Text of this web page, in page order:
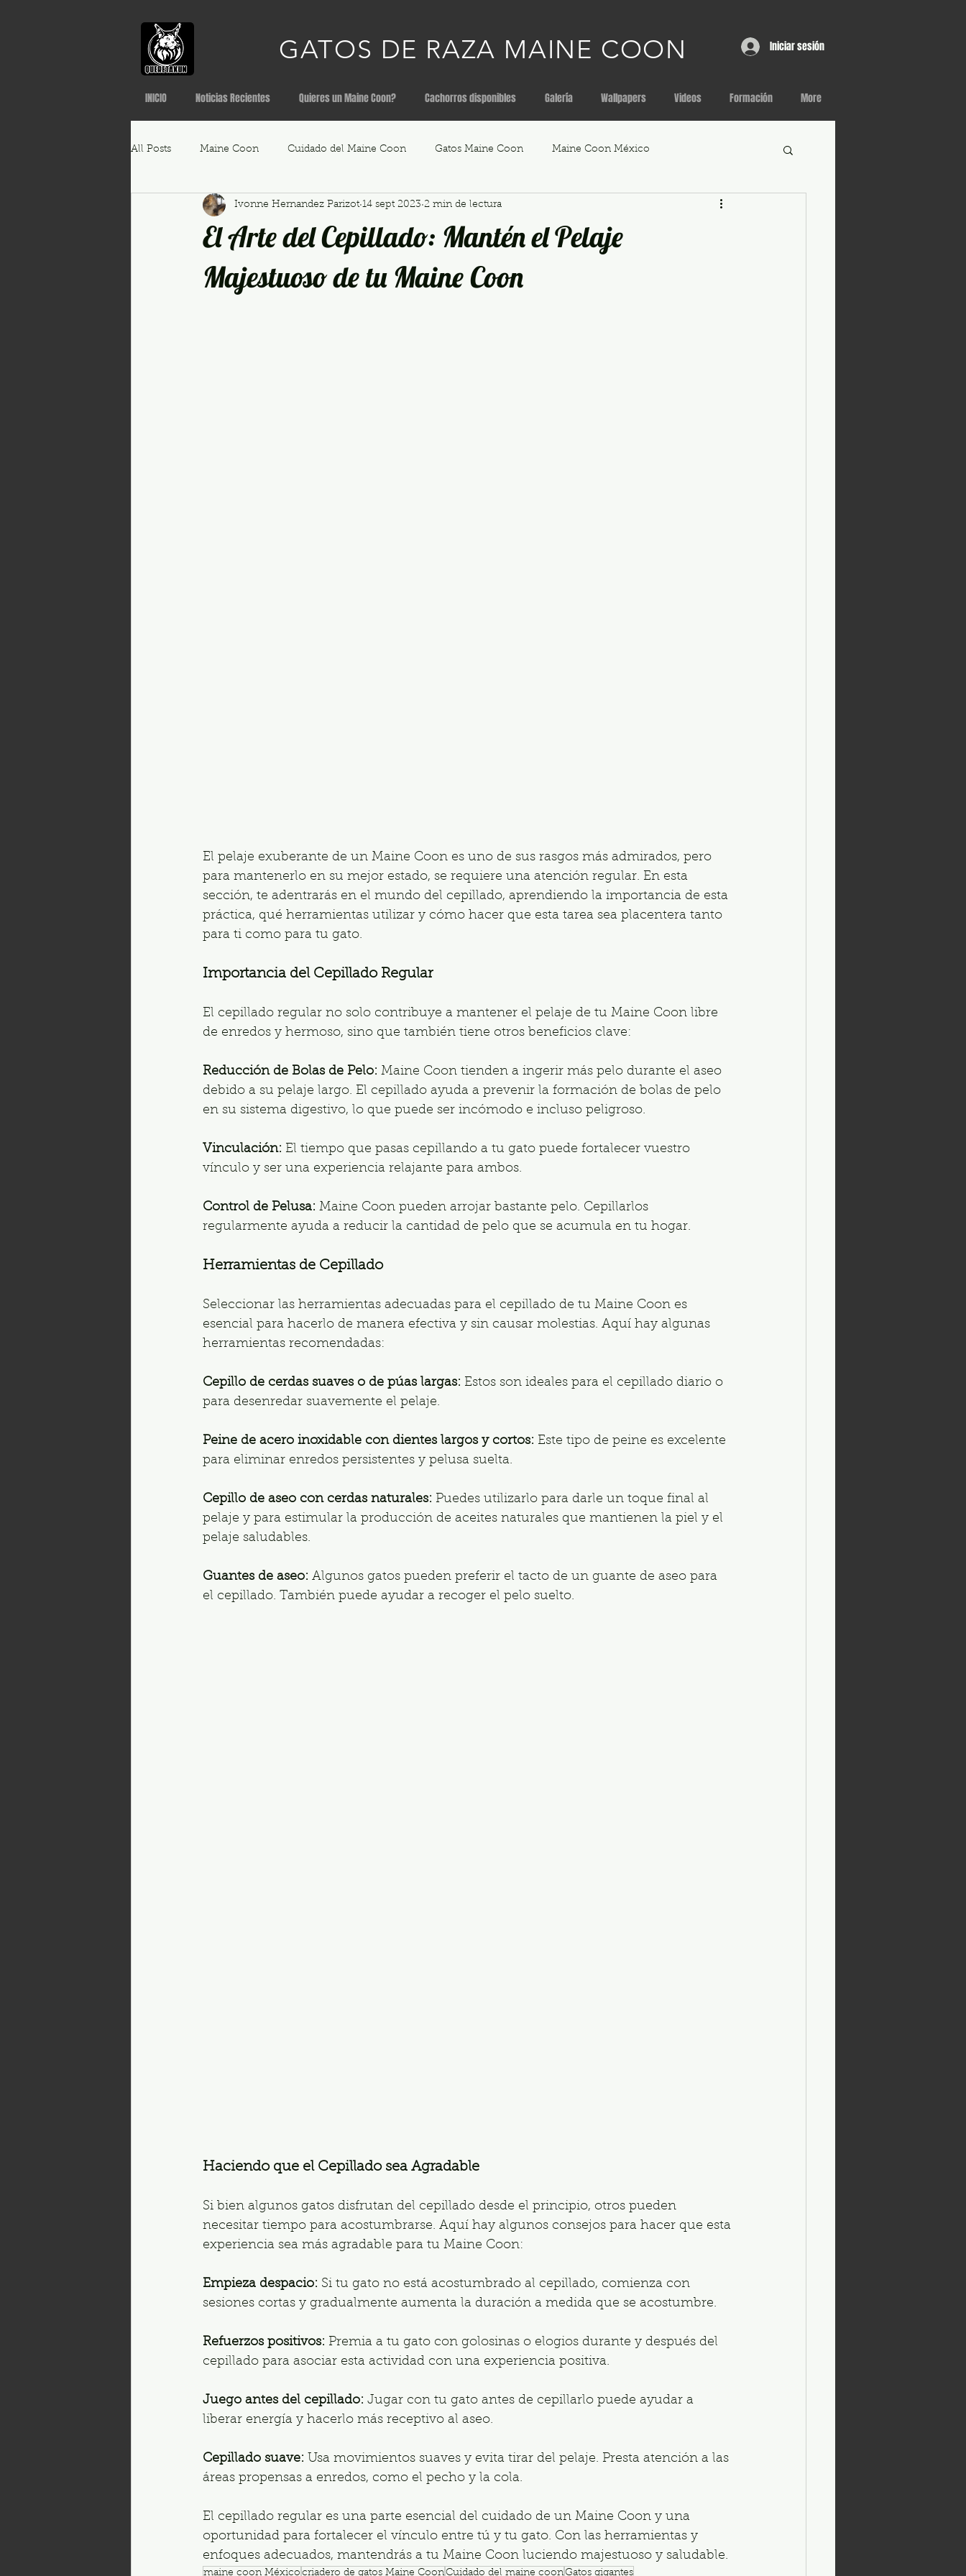
GATOS DE RAZA MAINE COON Iniciar sesión
INICIO Noticias Recientes Quieres un Maine Coon? Cachorros disponibles Galería Wallpapers Videos Formación More
All Posts Maine Coon Cuidado del Maine Coon Gatos Maine Coon Maine Coon México
Criadero de gatos Maine Coon Gatos gigantes Mundial Felino
Características del Maine Coon
El Arte del Cepillado: Mantén el Pelaje
Majestuoso de tu Maine Coon
Ivonne Hernandez Parizot 14 sept 2023 2 min de lectura
El pelaje exuberante de un Maine Coon es uno de sus rasgos más admirados, pero
para mantenerlo en su mejor estado, se requiere una atención regular. En esta
sección, te adentrarás en el mundo del cepillado, aprendiendo la importancia de esta
práctica, qué herramientas utilizar y cómo hacer que esta tarea sea placentera tanto
para ti como para tu gato.
Importancia del Cepillado Regular
El cepillado regular no solo contribuye a mantener el pelaje de tu Maine Coon libre
de enredos y hermoso, sino que también tiene otros beneficios clave:
Reducción de Bolas de Pelo: Maine Coon tienden a ingerir más pelo durante el aseo
debido a su pelaje largo. El cepillado ayuda a prevenir la formación de bolas de pelo
en su sistema digestivo, lo que puede ser incómodo e incluso peligroso.
Vinculación: El tiempo que pasas cepillando a tu gato puede fortalecer vuestro
vínculo y ser una experiencia relajante para ambos.
Control de Pelusa: Maine Coon pueden arrojar bastante pelo. Cepillarlos
regularmente ayuda a reducir la cantidad de pelo que se acumula en tu hogar.
Herramientas de Cepillado
Seleccionar las herramientas adecuadas para el cepillado de tu Maine Coon es
esencial para hacerlo de manera efectiva y sin causar molestias. Aquí hay algunas
herramientas recomendadas:
Cepillo de cerdas suaves o de púas largas: Estos son ideales para el cepillado diario o
para desenredar suavemente el pelaje.
Peine de acero inoxidable con dientes largos y cortos: Este tipo de peine es excelente
para eliminar enredos persistentes y pelusa suelta.
Cepillo de aseo con cerdas naturales: Puedes utilizarlo para darle un toque final al
pelaje y para estimular la producción de aceites naturales que mantienen la piel y el
pelaje saludables.
Guantes de aseo: Algunos gatos pueden preferir el tacto de un guante de aseo para
el cepillado. También puede ayudar a recoger el pelo suelto.
Haciendo que el Cepillado sea Agradable
Si bien algunos gatos disfrutan del cepillado desde el principio, otros pueden
necesitar tiempo para acostumbrarse. Aquí hay algunos consejos para hacer que esta
experiencia sea más agradable para tu Maine Coon:
Empieza despacio: Si tu gato no está acostumbrado al cepillado, comienza con
sesiones cortas y gradualmente aumenta la duración a medida que se acostumbre.
Refuerzos positivos: Premia a tu gato con golosinas o elogios durante y después del
cepillado para asociar esta actividad con una experiencia positiva.
Juego antes del cepillado: Jugar con tu gato antes de cepillarlo puede ayudar a
liberar energía y hacerlo más receptivo al aseo.
Cepillado suave: Usa movimientos suaves y evita tirar del pelaje. Presta atención a las
áreas propensas a enredos, como el pecho y la cola.
El cepillado regular es una parte esencial del cuidado de un Maine Coon y una
oportunidad para fortalecer el vínculo entre tú y tu gato. Con las herramientas y
enfoques adecuados, mantendrás a tu Maine Coon luciendo majestuoso y saludable.
maine coon México criadero de gatos Maine CoonCuidado del maine coonGatos gigantes